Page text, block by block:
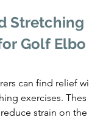
Stretching
Golf Elbo
can find relief wi
exercises. Thes
strain on the